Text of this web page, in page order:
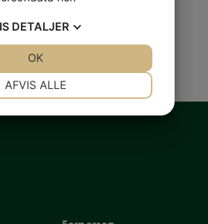
DETALJER
AFVIS ALLE
OK